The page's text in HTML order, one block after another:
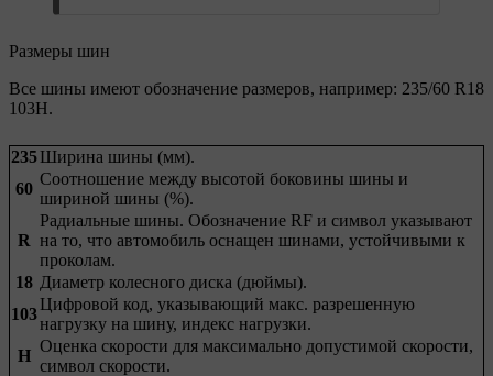
Размеры шин
Все шины имеют обозначение размеров, например: 235/60 R18
103H.
235Ширина шины (мм).
60
Соотношение между высотой боковины шины и
шириной шины (%).
R
Радиальные шины. Обозначение RF и символ указывают
на то, что автомобиль оснащен шинами, устойчивыми к
проколам.
18 Диаметр колесного диска (дюймы).
103
Цифровой код, указывающий макс. разрешенную
нагрузку на шину, индекс нагрузки.
H
Оценка скорости для максимально допустимой скорости,
символ скорости.